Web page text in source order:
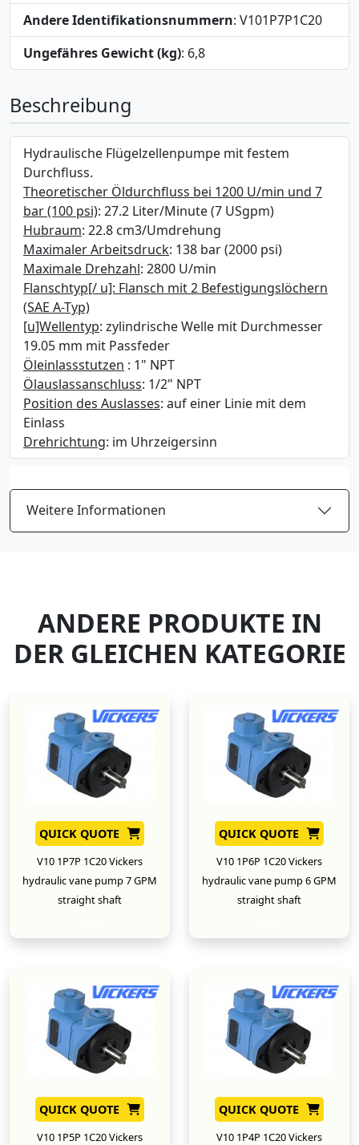
Andere Identifikationsnummern: V101P7P1C20
Ungefähres Gewicht (kg): 6,8
Beschreibung
Hydraulische Flügelzellenpumpe mit festem
Durchfluss.
Theoretischer Öldurchfluss bei 1200 U/min und 7
bar (100 psi): 27.2 Liter/Minute (7 USgpm)
Hubraum: 22.8 cm3/Umdrehung
Maximaler Arbeitsdruck: 138 bar (2000 psi)
Maximale Drehzahl: 2800 U/min
Flanschtyp[/ u]: Flansch mit 2 Befestigungslöchern
(SAE A-Typ)
[u]Wellentyp: zylindrische Welle mit Durchmesser
19.05 mm mit Passfeder
Öleinlassstutzen : 1" NPT
Ölauslassanschluss: 1/2" NPT
Position des Auslasses: auf einer Linie mit dem
Einlass
Drehrichtung: im Uhrzeigersinn
Weitere Informationen
ANDERE PRODUKTE IN
DER GLEICHEN KATEGORIE
QUICK QUOTE
V10 1P7P 1C20 Vickers
hydraulic vane pump 7 GPM
straight shaft
QUICK QUOTE
V10 1P6P 1C20 Vickers
hydraulic vane pump 6 GPM
straight shaft
QUICK QUOTE
V10 1P5P 1C20 Vickers
QUICK QUOTE
V10 1P4P 1C20 Vickers